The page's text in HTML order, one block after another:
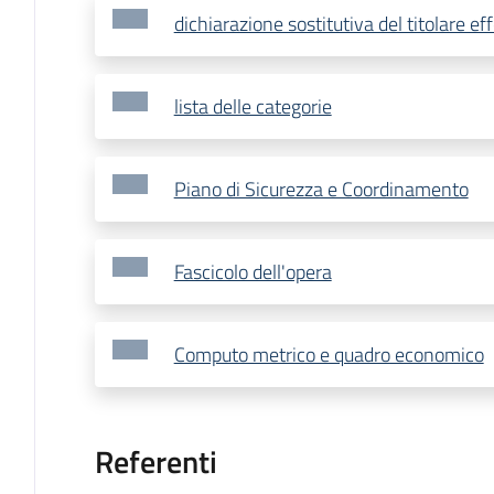
dichiarazione sostitutiva del titolare
lista delle categorie
Piano di Sicurezza e Coordinamento
Fascicolo dell'opera
Computo metrico e quadro economico
Referenti